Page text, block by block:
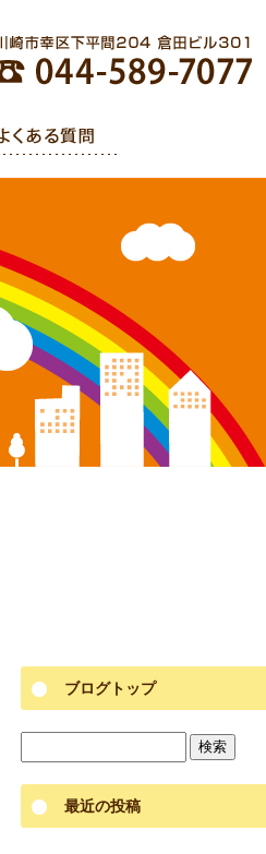
ブログトップ
最近の投稿